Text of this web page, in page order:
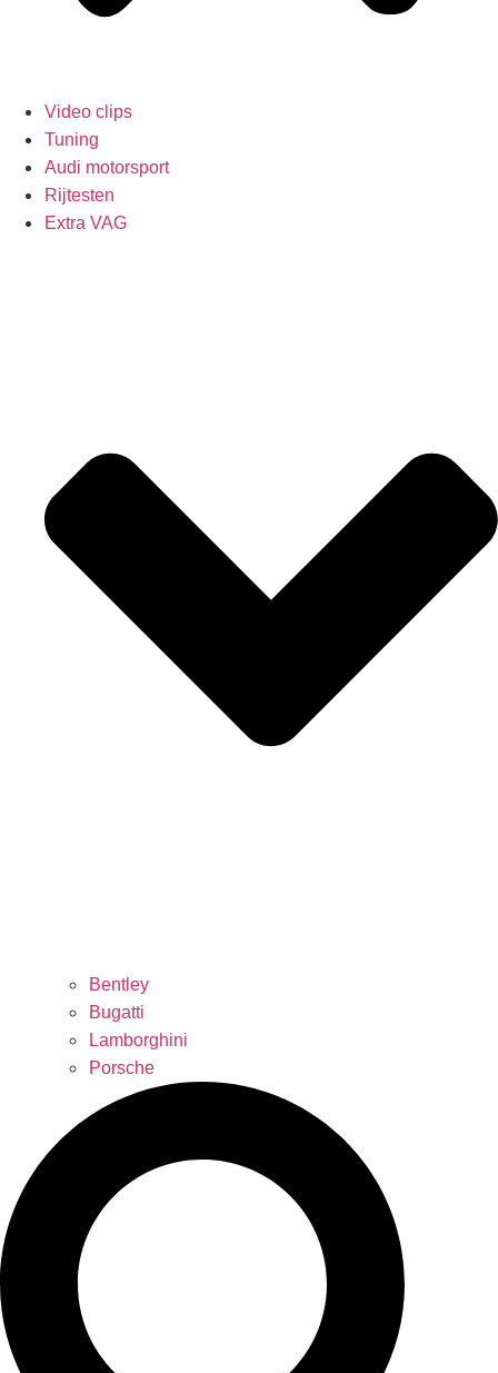
Video clips
Tuning
Audi motorsport
Rijtesten
Extra VAG
Bentley
Bugatti
Lamborghini
Porsche